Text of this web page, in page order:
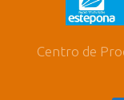
Centro de